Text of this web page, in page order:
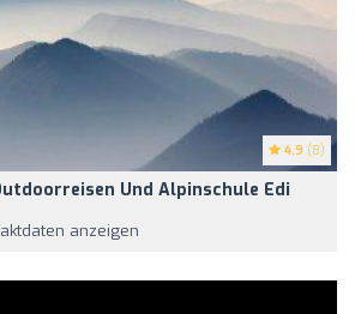
4.9 (8)
Und Alpinschule Edi
anzeigen